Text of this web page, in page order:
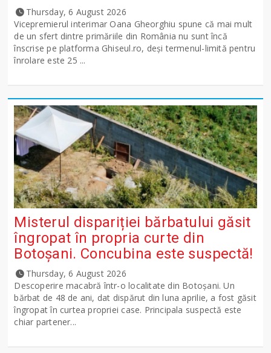
Thursday, 6 August 2026
Vicepremierul interimar Oana Gheorghiu spune că mai mult
de un sfert dintre primăriile din România nu sunt încă
înscrise pe platforma Ghiseul.ro, deși termenul-limită pentru
înrolare este 25 ...
Misterul dispariției bărbatului găsit
îngropat în propria curte din
Botoșani. Concubina este suspectă!
Thursday, 6 August 2026
Descoperire macabră într-o localitate din Botoșani. Un
bărbat de 48 de ani, dat dispărut din luna aprilie, a fost găsit
îngropat în curtea propriei case. Principala suspectă este
chiar partener...